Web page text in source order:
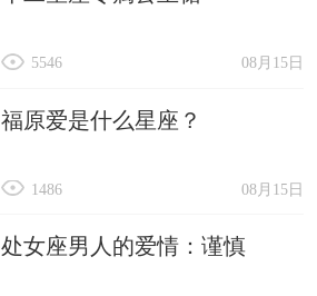
08月15日
5546
福原爱是什么星座？
08月15日
1486
处女座男人的爱情：谨慎